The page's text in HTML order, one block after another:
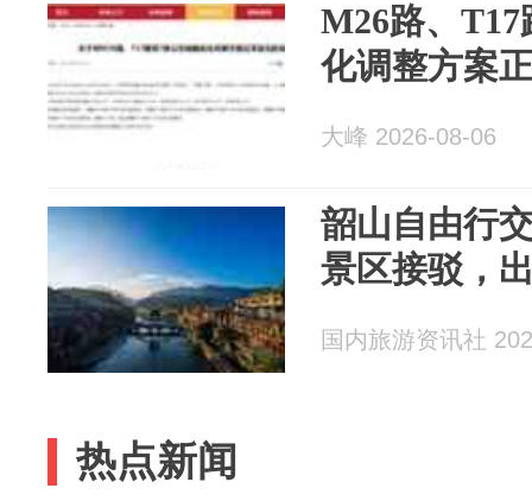
M26路、
化调整方案
大峰 2026-08-06
韶山自由行
景区接驳，
国内旅游资讯社
热点新闻